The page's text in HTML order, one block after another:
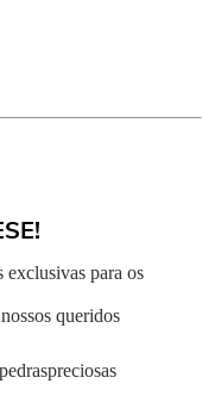
exclusivas para os
queridos